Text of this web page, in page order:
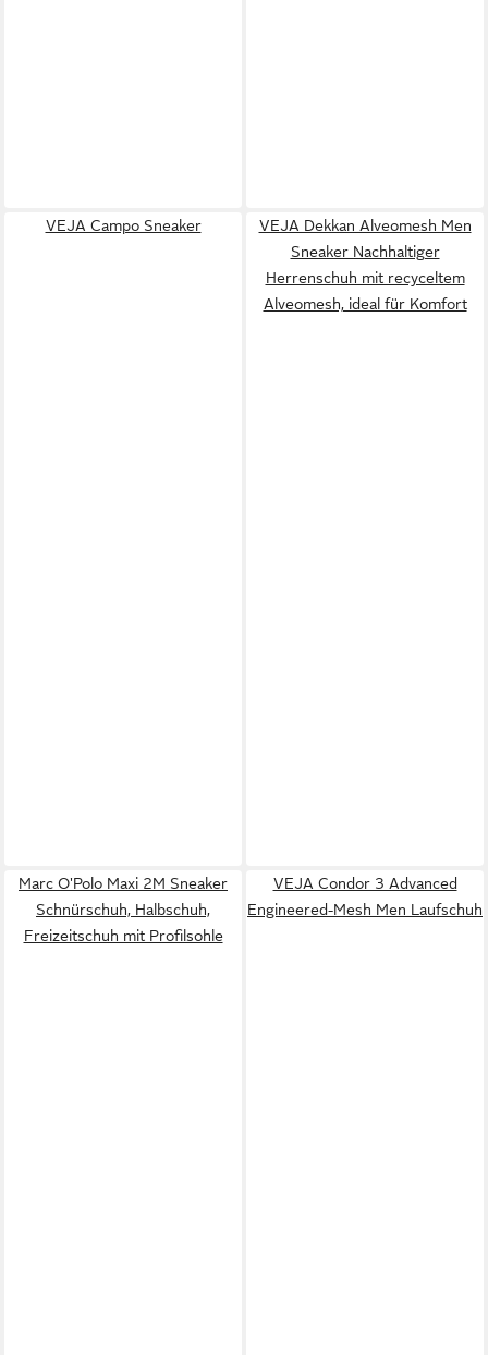
VEJA Campo Sneaker
VEJA Dekkan Alveomesh Men
Sneaker Nachhaltiger
Herrenschuh mit recyceltem
Alveomesh, ideal für Komfort
Marc O'Polo Maxi 2M Sneaker
Schnürschuh, Halbschuh,
Freizeitschuh mit Profilsohle
VEJA Condor 3 Advanced
Engineered-Mesh Men Laufschuh